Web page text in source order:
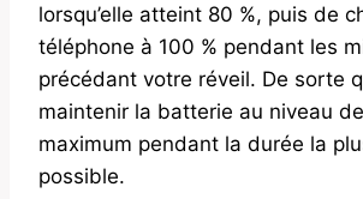
lorsqu’elle atteint 80 %, puis de
téléphone à 100 % pendant les
précédant votre réveil. De sorte
maintenir la batterie au niveau
maximum pendant la durée la
possible.